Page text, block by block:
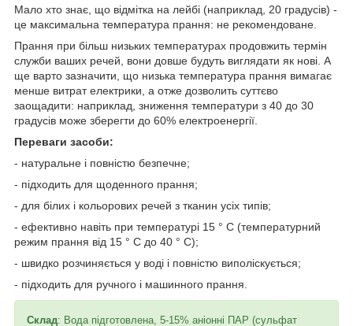
Мало хто знає, що відмітка на лейбі (наприклад, 20 градусів) -
це максимальна температура прання: не рекомендоване.
Прання при більш низьких температурах продовжить термін
служби ваших речей, вони довше будуть виглядати як нові. А
ще варто зазначити, що низька температура прання вимагає
менше витрат електрики, а отже дозволить суттєво
заощадити: наприклад, зниження температури з 40 до 30
градусів може зберегти до 60% електроенергії.
Переваги засоби:
- натуральне і повністю безпечне;
- підходить для щоденного прання;
- для білих і кольорових речей з тканин усіх типів;
- ефективно навіть при температурі 15 ° С (температурний
режим прання від 15 ° С до 40 ° С);
- швидко розчиняється у воді і повністю виполіскується;
- підходить для ручного і машинного прання.
Склад: Вода підготовлена, 5-15% аніонні ПАР (сульфат